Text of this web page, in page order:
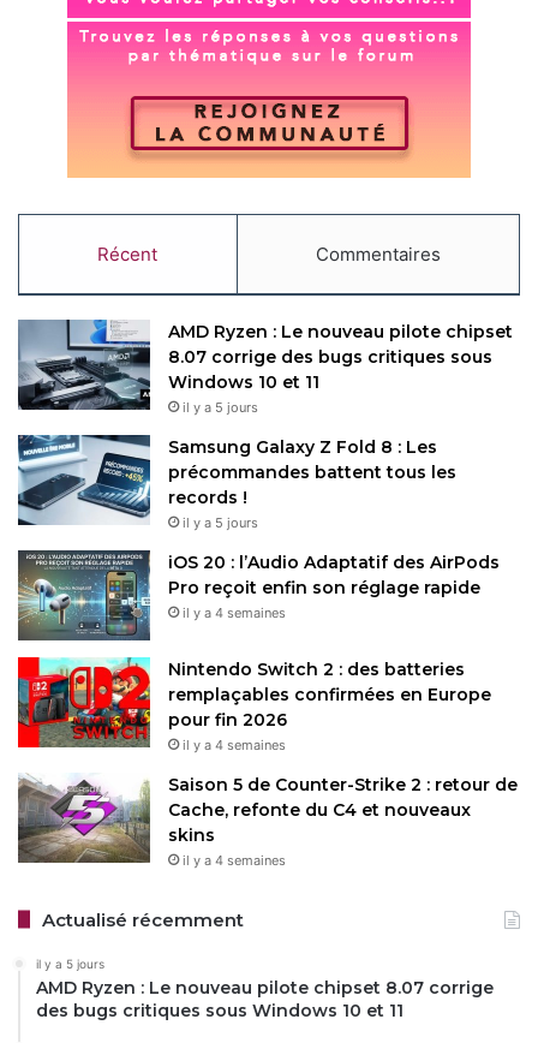
Récent Commentaires
AMD Ryzen : Le nouveau pilote chipset
8.07 corrige des bugs critiques sous
Windows 10 et 11
il y a 5 jours
Samsung Galaxy Z Fold 8 : Les
précommandes battent tous les
records !
il y a 5 jours
iOS 20 : l’Audio Adaptatif des AirPods
Pro reçoit enfin son réglage rapide
il y a 4 semaines
Nintendo Switch 2 : des batteries
remplaçables confirmées en Europe
pour fin 2026
il y a 4 semaines
Saison 5 de Counter-Strike 2 : retour de
Cache, refonte du C4 et nouveaux
skins
il y a 4 semaines
Actualisé récemment
il y a 5 jours
AMD Ryzen : Le nouveau pilote chipset 8.07 corrige
des bugs critiques sous Windows 10 et 11